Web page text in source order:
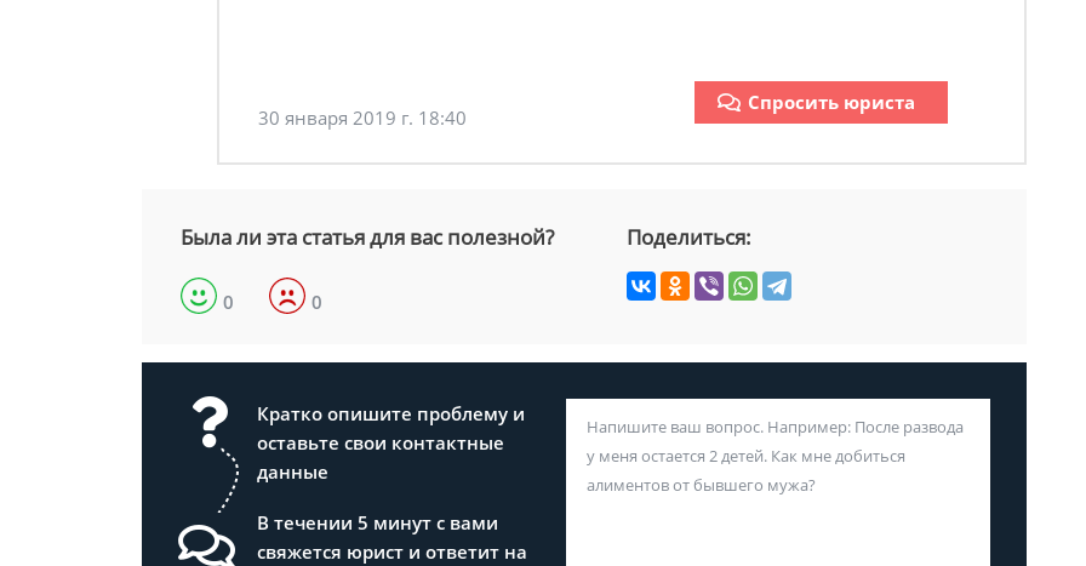
30 января 2019 г. 18:40
Спросить юриста
Была ли эта статья для вас полезной?
0 0
Поделиться:
Кратко опишите проблему и
оставьте свои контактные
данные
В течении 5 минут с вами
свяжется юрист и ответит на